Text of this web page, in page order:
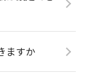
ますか